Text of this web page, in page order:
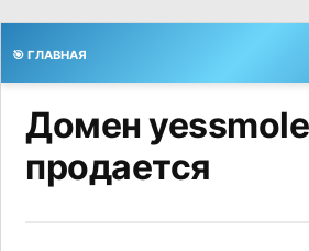
🎯 ГЛАВНАЯ
Домен
продается